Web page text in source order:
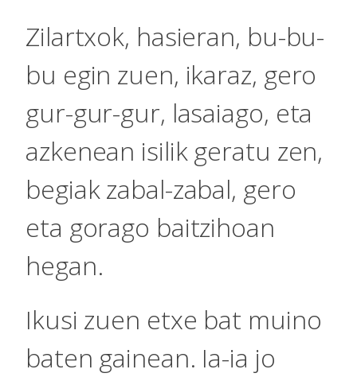
Zilartxok, hasieran, bu-bu-
bu egin zuen, ikaraz, gero
gur-gur-gur, lasaiago, eta
azkenean isilik geratu zen,
begiak zabal-zabal, gero
eta gorago baitzihoan
hegan.
Ikusi zuen etxe bat muino
baten gainean. Ia-ia jo